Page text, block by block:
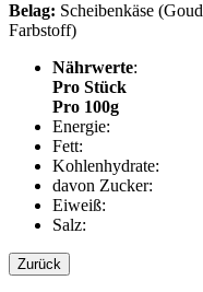
Belag: Scheibenkäse
Farbstoff)
Nährwerte:
Pro Stück
Pro 100g
Energie:
Fett:
Kohlenhydrate:
davon Zucker:
Eiweiß:
Salz:
Zurück